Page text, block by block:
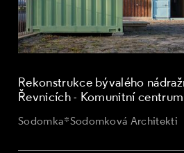
Rekonstrukce bývalého
Řevnicích - Komunitní
Sodomka*Sodomková Architekti